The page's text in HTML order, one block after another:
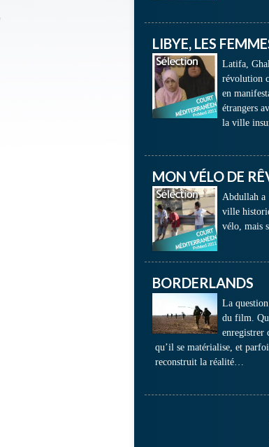
LIBYE, LES
Latifa,
révolution
en
étrangers
la ville
MON VÉLO DE
Abdullah a
ville
vélo, mais
BORDERLANDS
La
du film.
enregistrer
qu’il se matérialise, et
reconstruit la réalité…